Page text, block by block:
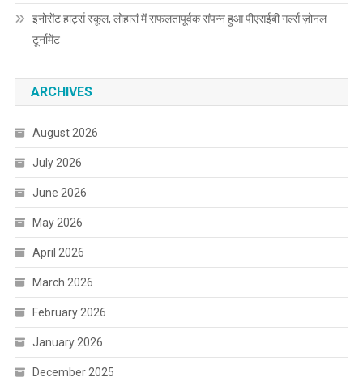
इनोसेंट हार्ट्स स्कूल, लोहारां में सफलतापूर्वक संपन्न हुआ पीएसईबी गर्ल्स ज़ोनल
टूर्नामेंट
ARCHIVES
August 2026
July 2026
June 2026
May 2026
April 2026
March 2026
February 2026
January 2026
December 2025